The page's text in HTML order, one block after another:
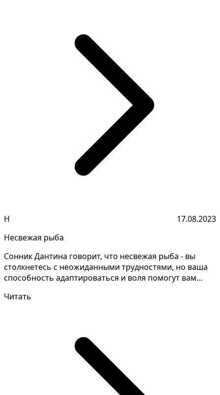
Н
17.08.2023
Несвежая рыба
Сонник Дантина говорит, что несвежая рыба - вы
столкнетесь с неожиданными трудностями, но ваша
способность адаптироваться и воля помогут вам
Читать